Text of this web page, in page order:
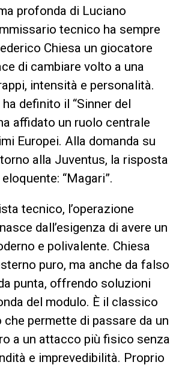
profonda di Luciano
tecnico ha sempre
Chiesa un giocatore
di cambiare volto a una
intensità e personalità.
definito il “Sinner del
affidato un ruolo centrale
Europei. Alla domanda su
alla Juventus, la risposta
“Magari”.
tecnico, l’operazione
nasce dall’esigenza di avere un
e polivalente. Chiesa
puro, ma anche da falso
punta, offrendo soluzioni
del modulo. È il classico
permette di passare da un
a un attacco più fisico senza
e imprevedibilità. Proprio